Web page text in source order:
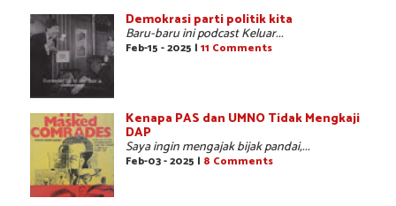
Demokrasi parti politik kita
Baru-baru ini podcast Keluar...
Feb-15 - 2025 | 11 Comments
Kenapa PAS dan UMNO Tidak Mengkaji
DAP
Saya ingin mengajak bijak pandai,...
Feb-03 - 2025 | 8 Comments